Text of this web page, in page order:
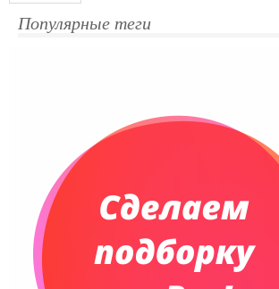
Датированные ежедневники
Планинги недатированные
Телефонные книжки
Сумки и Рюкзаки
Сумки для планшетов и ноутбуков
Рюкзаки
Конференц-сумки
Популярные теги